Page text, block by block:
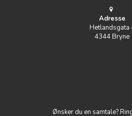
Adresse
Hetlandsgata
4344 Bryne
Ønsker du en samtale?